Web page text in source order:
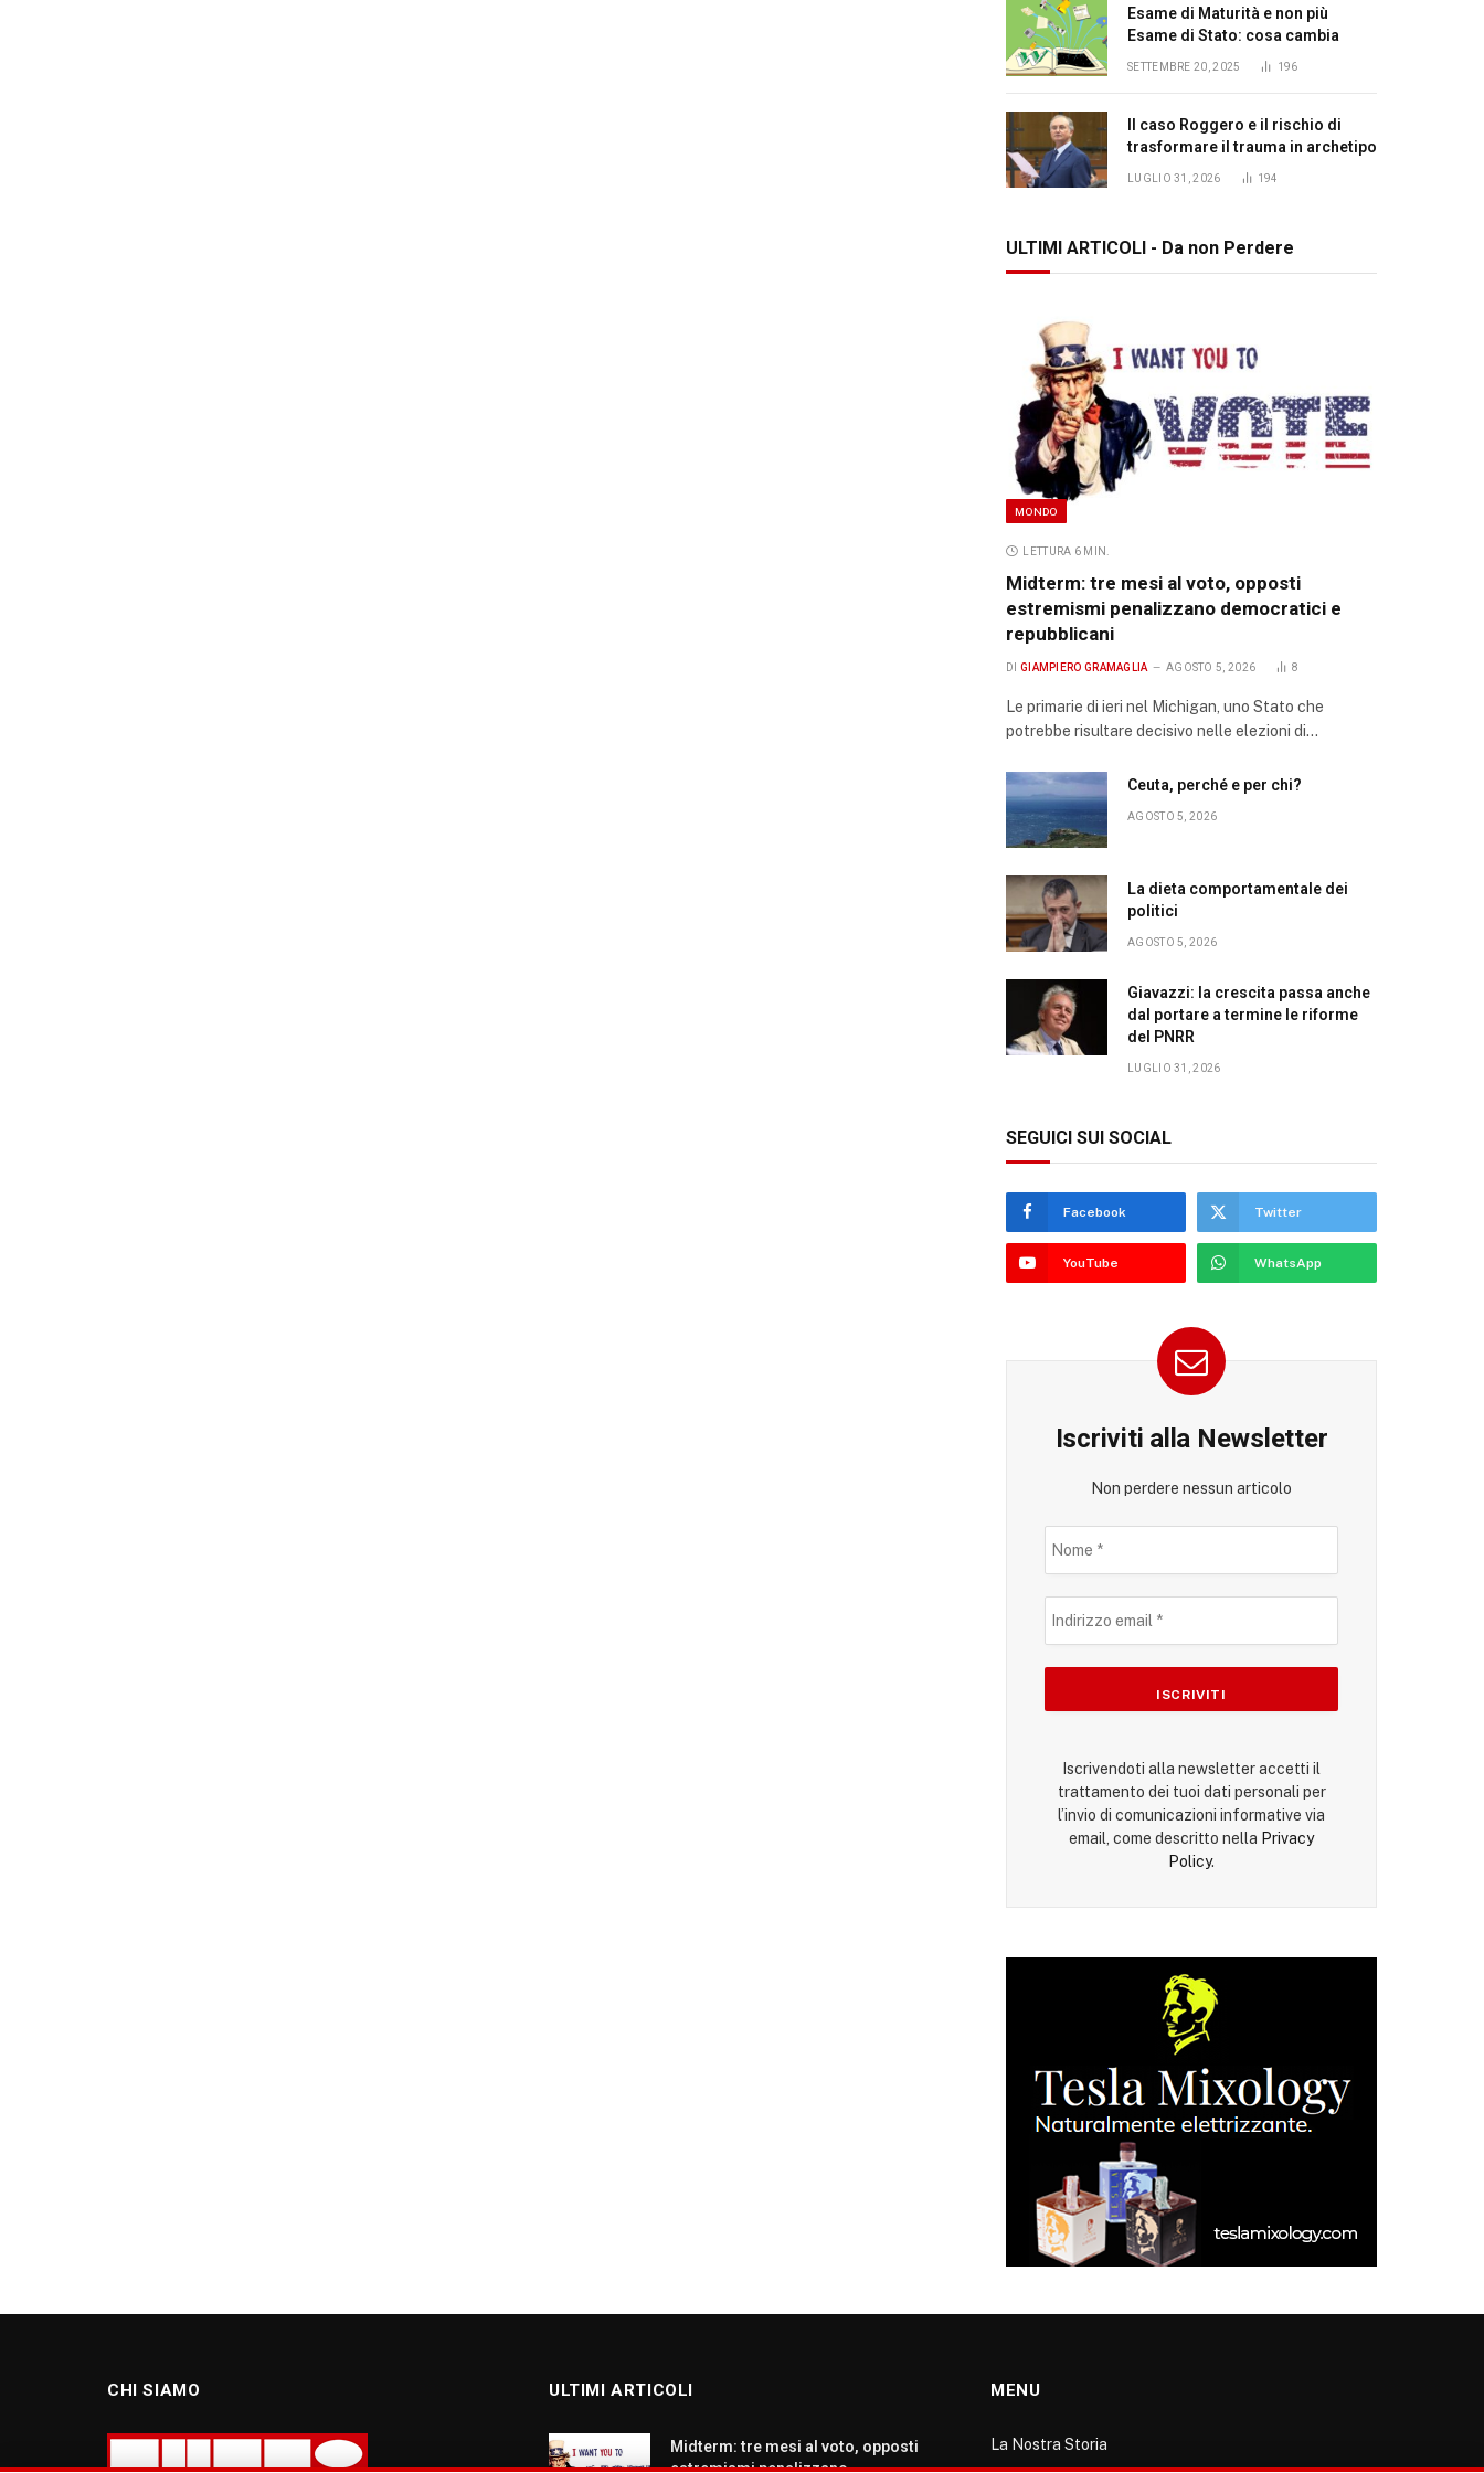
Esame di Maturità e non più
Esame di Stato: cosa cambia
SETTEMBRE 20, 2025 196
Il caso Roggero e il rischio di
trasformare il trauma in archetipo
LUGLIO 31, 2026 194
ULTIMI ARTICOLI - Da non Perdere
MONDO
LETTURA 6 MIN.
Midterm: tre mesi al voto, opposti
estremismi penalizzano democratici e
repubblicani
DI GIAMPIERO GRAMAGLIA AGOSTO 5, 2026 8
Le primarie di ieri nel Michigan, uno Stato che
potrebbe risultare decisivo nelle elezioni di…
Ceuta, perché e per chi?
AGOSTO 5, 2026
La dieta comportamentale dei
politici
AGOSTO 5, 2026
Giavazzi: la crescita passa anche
dal portare a termine le riforme
del PNRR
LUGLIO 31, 2026
SEGUICI SUI SOCIAL
Facebook Twitter
YouTube WhatsApp
Iscriviti alla Newsletter
Non perdere nessun articolo
Iscrivendoti alla newsletter accetti il
trattamento dei tuoi dati personali per
l’invio di comunicazioni informative via
email, come descritto nella Privacy
Policy.
CHI SIAMO ULTIMI ARTICOLI
Midterm: tre mesi al voto, opposti
estremismi penalizzano
MENU
La Nostra Storia